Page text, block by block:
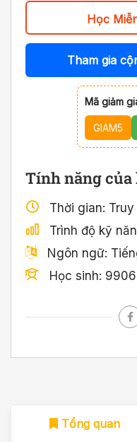
Tổng quan
Học
Tham gia
Mã giảm
GIAM5
Tính năng của
Thời gian
Trình độ kỹ
Ngôn ngữ
Học sinh 9906